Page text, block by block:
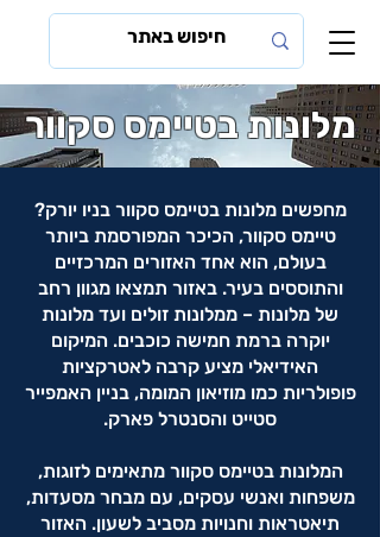
מלונות בטיימס סקוור
מחפשים מלונות בטיימס סקוור בניו יורק?
טיימס סקוור, הכיכר המפורסמת ביותר
בעולם, הוא אחד האזורים המרכזיים
והתוססים בעיר. באזור תמצאו מגוון רחב
של מלונות – ממלונות זולים ועד מלונות
יוקרה ברמת חמישה כוכבים. המיקום
האידיאלי מציע קרבה לאטרקציות
פופולריות כמו מוזיאון המומה, בניין האמפייר
סטייט והסנטרל פארק.
המלונות בטיימס סקוור מתאימים לזוגות,
משפחות ואנשי עסקים, עם מבחר מסעדות,
תיאטראות וחנויות מסביב לשעון. האזור